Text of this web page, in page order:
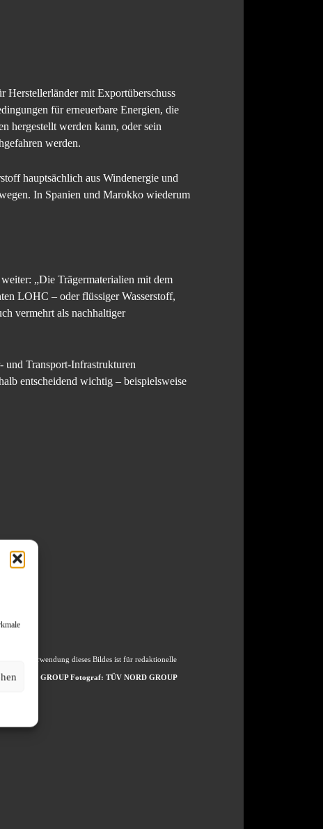
Herstellerländer mit Exportüberschuss
für erneuerbare Energien, die
hergestellt werden kann, oder sein
werden.
hauptsächlich aus Windenergie und
In Spanien und Marokko wiederum
„Die Trägermaterialien mit dem
LOHC – oder flüssiger Wasserstoff,
vermehrt als nachhaltiger
und Transport-Infrastrukturen
entscheidend wichtig – beispielsweise
/ Die Verwendung dieses Bildes ist für redaktionelle
NORD GROUP Fotograf: TÜV NORD GROUP